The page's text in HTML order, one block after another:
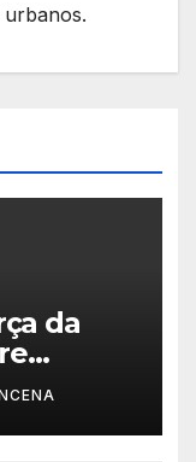
da
do
Filme”